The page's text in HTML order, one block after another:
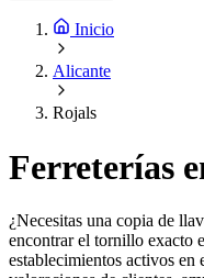
Inicio
Alicante
Rojals
Ferreterías
¿Necesitas una copia de
encontrar el tornillo exacto
establecimientos activos